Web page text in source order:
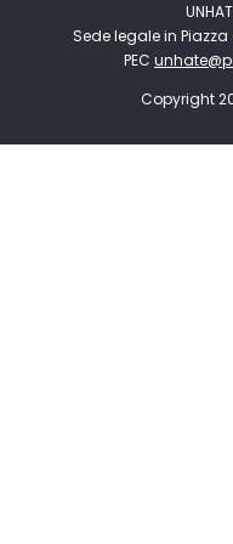
Sede legale in
PEC
Copyright